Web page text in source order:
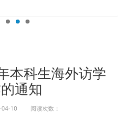
本科生海外访学
通知
04-10 阅读次数：